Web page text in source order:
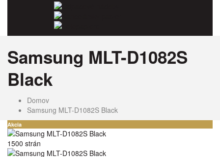
Samsung MLT-D1082S
Black
Domov
Samsung MLT-D1082S Black
Akcia
1500 strán